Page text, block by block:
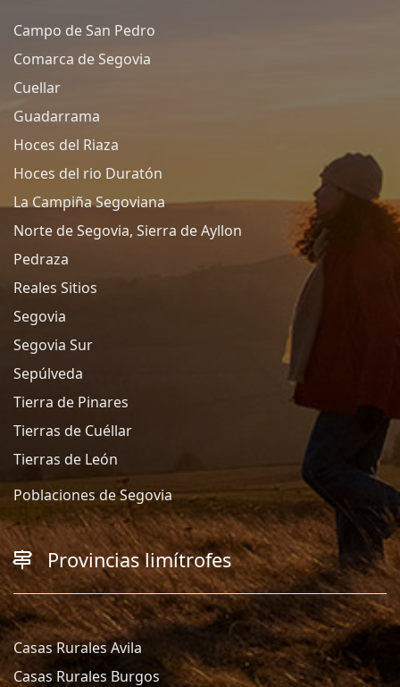
Campo de San Pedro
Comarca de Segovia
Cuellar
Guadarrama
Hoces del Riaza
Hoces del rio Duratón
La Campiña Segoviana
Norte de Segovia, Sierra de Ayllon
Pedraza
Reales Sitios
Segovia
Segovia Sur
Sepúlveda
Tierra de Pinares
Tierras de Cuéllar
Tierras de León
Poblaciones de Segovia
Provincias limítrofes
Casas Rurales Avila
Casas Rurales Burgos